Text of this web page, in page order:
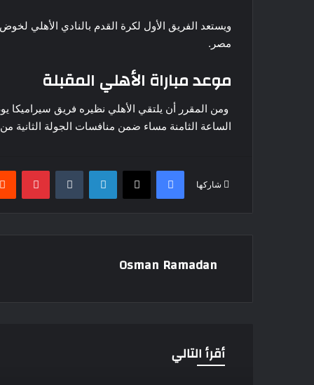
ويستعد الفريق الأول لكرة القدم بالنادي الأهلي
مصر.
موعد مباراة الأهلي المقبلة
الساعة الثامنة مساء ضمن منافسات الجولة
شاركها
فيسبوك ‫X لينكدإن
Osman Ramadan
أقرأ التالي